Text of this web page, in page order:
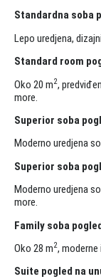
Standardna soba
Lepo uredjena,
Standard room
Oko 20 m2,
more.
Superior soba
Moderno uredjena
Superior soba
Moderno uredjena
more.
Family soba
Oko 28 m2,
Suite pogled na